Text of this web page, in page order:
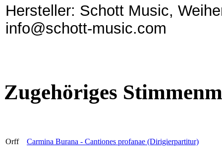
Hersteller: Schott Music,
info@schott-music.com
Zugehöriges
Orff Carmina Burana - Cantiones profanae (Dirigierpartitur)